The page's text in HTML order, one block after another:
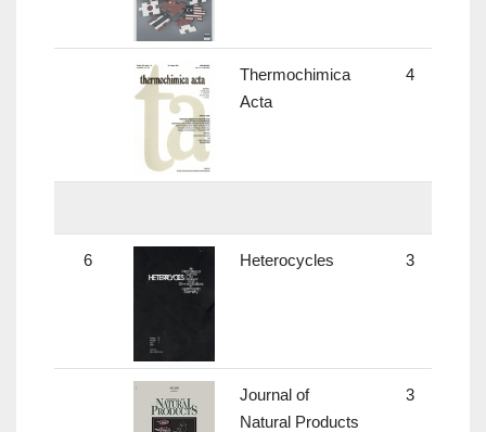
Thermochimica
Acta
4
6 Heterocycles 3
Journal of
Natural Products
3